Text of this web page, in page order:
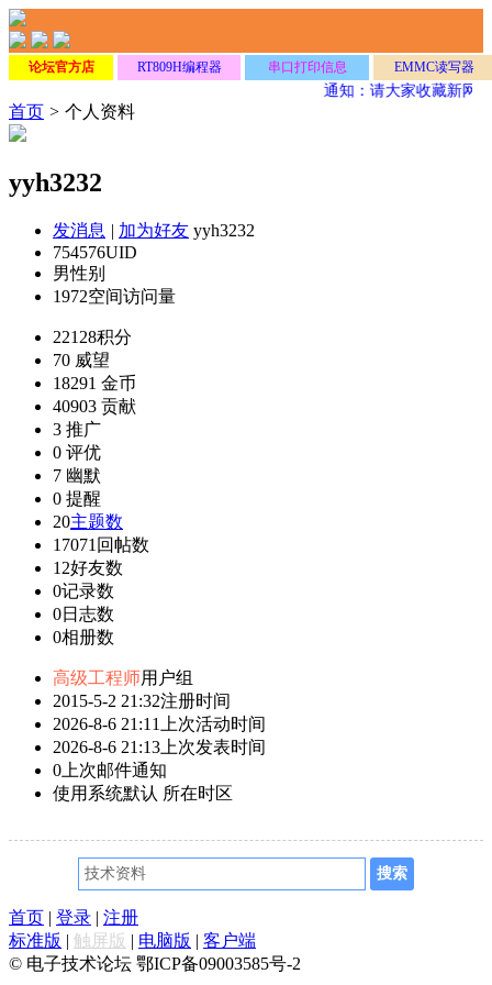
论坛官方店 RT809H编程器 串口打印信息 EMMC读写器
通知：请大家收藏新网址
首页 > 个人资料
yyh3232
发消息 | 加为好友 yyh3232
754576UID
男性别
1972空间访问量
22128积分
70 威望
18291 金币
40903 贡献
3 推广
0 评优
7 幽默
0 提醒
20主题数
17071 回帖数
12好友数
0记录数
0日志数
0相册数
高级工程师用户组
2015-5-2 21:32注册时间
2026-8-6 21:11
上次活动时间
2026-8-6 21:13 上次发表时间
0 上次邮件通知
使用系统默认 所在时区
首页 | 登录 | 注册
标准版 | 触屏版 | 电脑版 | 客户端
© 电子技术论坛 鄂ICP备09003585号-2